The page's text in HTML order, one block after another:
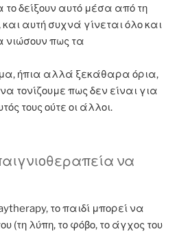
δείξουν αυτό μέσα από τη
αυτή συχνά γίνεται όλο και
νιώσουν πως τα
ήπια αλλά ξεκάθαρα όρια,
τονίζουμε πως δεν είναι για
τους ούτε οι άλλοι.
να
το παιδί μπορεί να
(τη λύπη, το φόβο, το άγχος του